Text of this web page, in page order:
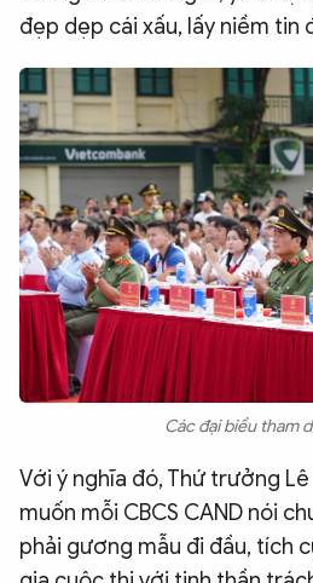
đẹp dẹp cái xấu, lấy niềm tin
Các đại biểu tham
Với ý nghĩa đó, Thứ trưởng
muốn mỗi CBCS CAND nói
phải gương mẫu đi đầu, tích